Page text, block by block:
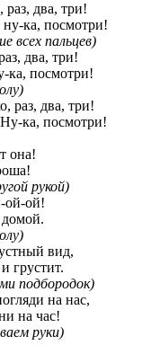
раз, два, три!
ка, посмотри!
всех пальцев)
два, три!
ка, посмотри!
раз, два, три!
ка, посмотри!
она!
рукой)
ой-ой!
домой.
вид,
грустит.
подбородок)
на нас,
на час!
руки)